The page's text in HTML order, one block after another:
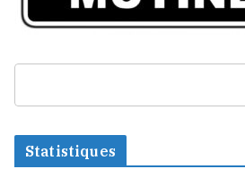
Statistiques